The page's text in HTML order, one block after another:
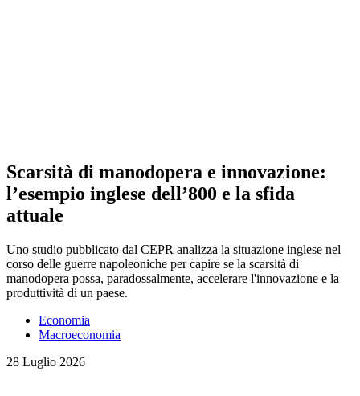
Scarsità di manodopera e innovazione:
l’esempio inglese dell’800 e la sfida
attuale
Uno studio pubblicato dal CEPR analizza la situazione inglese nel
corso delle guerre napoleoniche per capire se la scarsità di
manodopera possa, paradossalmente, accelerare l'innovazione e la
produttività di un paese.
Economia
Macroeconomia
28 Luglio 2026